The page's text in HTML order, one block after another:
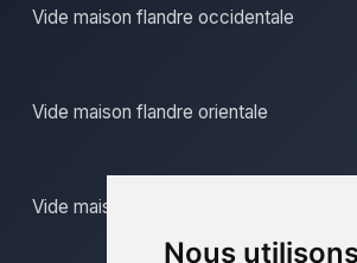
Nous
Vide maison flandre occidentale
Vide maison flandre orientale
Vide maison hainaut